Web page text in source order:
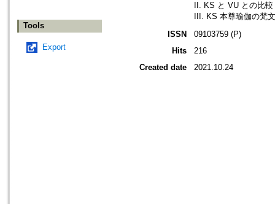
Tools
Export
II. KS と VU との比
III. KS 本尊瑜伽の梵
ISSN
09103759 (P)
Hits
216
Created date
2021.10.24